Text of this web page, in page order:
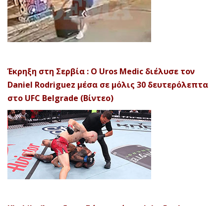
Έκρηξη στη Σερβία : Ο Uros Medic διέλυσε τον
Daniel Rodriguez μέσα σε μόλις 30 δευτερόλεπτα
στο UFC Belgrade (Βίντεο)